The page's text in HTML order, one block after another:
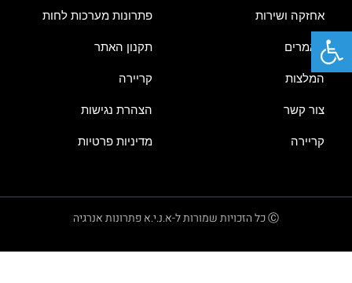
אחזקה ושירות
מאמרים
המלצות
צור קשר
קריירה
פתרונות מערכות לחות
תקנון האתר
קריירה
הצהרת נגישות
מדיניות פרטיות
Ⓒ כל הזכויות שמורות ל-א.נ.י.א פתרונות אנרגיה
פתח סרגל נגישות